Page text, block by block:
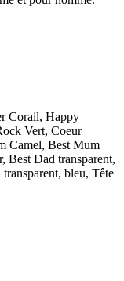
Corail, Happy
Vert, Coeur
Camel, Best Mum
Best Dad transparent,
bleu, Tête